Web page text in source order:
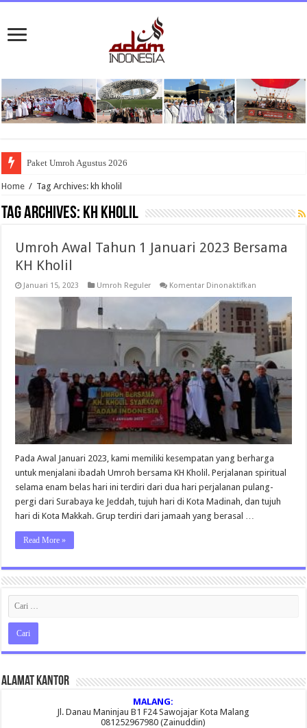
Paket Umroh Agustus 2026
Home / Tag Archives: kh kholil
Tag Archives: kh kholil
Umroh Awal Tahun 1 Januari 2023 Bersama
KH Kholil
Januari 15, 2023 Umroh Reguler Komentar Dinonaktifkan
Awal
Tahun
1
Januari
2023
Bersama
KH
Kholil
Pada Awal Januari 2023, kami memiliki kesempatan yang berharga
untuk menjalani ibadah Umroh bersama KH Kholil. Perjalanan spiritual
selama enam belas hari ini terdiri dari dua hari perjalanan pulang-
pergi dari Surabaya ke Jeddah, tujuh hari di Kota Madinah, dan tujuh
hari di Kota Makkah. Grup terdiri dari jamaah yang berasal …
Read More »
Alamat Kantor
MALANG:
Jl. Danau Maninjau B1 F24 Sawojajar Kota Malang
081252967980 (Zainuddin)